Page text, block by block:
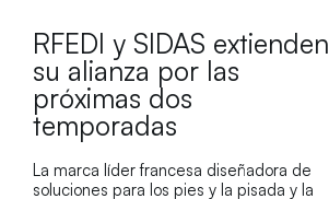
RFEDI y SIDAS extienden
su alianza por las
próximas dos
temporadas
La marca líder francesa diseñadora de
soluciones para los pies y la pisada y la